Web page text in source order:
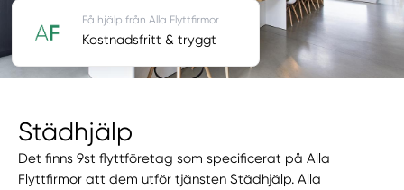
Städhjälp
Det finns 9st flyttföretag som specificerat på Alla
Flyttfirmor att dem utför tjänsten Städhjälp. Alla
Få hjälp från Alla Flyttfirmor
Kostnadsfritt & tryggt